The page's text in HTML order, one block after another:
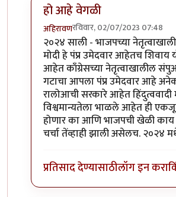
हो आहे वेगळी
अहिरावणरविवार, 02/07/2023 07:48
In reply toरालोआ की संपुआ?by
२०२४ साली - भाजपच्या
मोदी हे पंप्र उमेदवार आहेतच शिवाय
आहेत काँग्रेसच्या नेतृत्वाखालील
गटाचा आपला पंप्र उमेदवार आहे
रालोआची सरकारे आहेत हिंदुत्ववादी
विश्वमान्यतेला भाळले आहेत ही
होणार का आणि भाजपची खेळी
चर्चा तेंव्हाही झाली असेलच.
प्रतिसाद देण्यासाठीलॉग इन करा